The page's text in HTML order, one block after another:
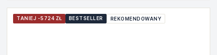
TANIEJ -5724 ZŁ BESTSELLER REKOMENDOWANY